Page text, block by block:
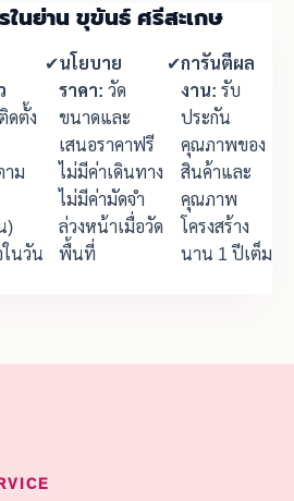
ในย่าน ขุขันธ์ ศรีสะเกษ
ดตั้ง
าม
)
ในวัน
✔นโยบาย
ราคา: วัด
ขนาดและ
เสนอราคาฟรี
ไม่มีค่าเดินทาง
ไม่มีค่ามัดจำ
ล่วงหน้าเมื่อวัด
พื้นที่
✔การันตีผล
งาน: รับ
ประกัน
คุณภาพของ
สินค้าและ
คุณภาพ
โครงสร้าง
นาน 1 ปีเต็ม